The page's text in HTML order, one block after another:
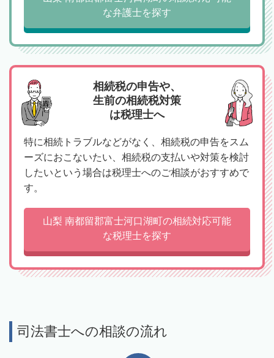
な弁護士を探す
相続税の申告や、
生前の相続税対策
は税理士へ
特に相続トラブルなどがなく、相続税の申告をスム
ーズにおこないたい、相続税の支払いや対策を検討
したいという場合は税理士へのご相談がおすすめで
す。
山梨 南都留郡富士河口湖町の相続対応可能
な税理士を探す
司法書士への相談の流れ